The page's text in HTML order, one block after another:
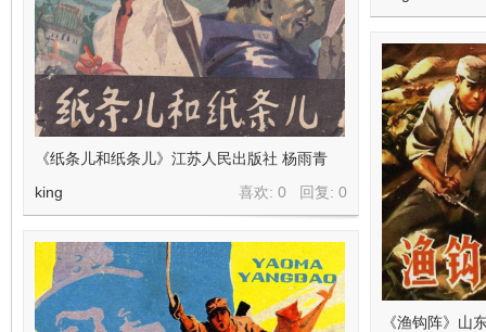
《纸条儿和纸条儿》江苏人民出版社 杨雨青
喜欢: 0 回复: 0
king
《渔钩阵》山